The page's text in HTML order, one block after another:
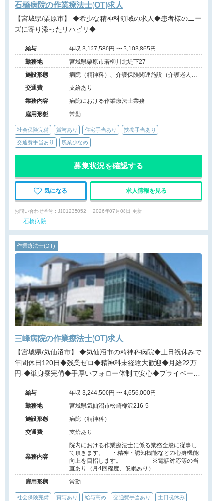
石橋病院の作業療法士(OT)求人
【宮城県/栗原市】 ◆希少な精神科領域の求人◆患者様のニー
ズに寄り添ったリハビリ◆
給与
年収 3,127,580円 〜 5,103,865円
勤務地
宮城県栗原市若柳川北堤下27
施設形態
病院（精神科）、介護保険関連施設（介護老人保
健施設）
交通費
支給あり
業務内容
病院における作業療法士業務
雇用形態
常勤
社会保険完備 賞与あり 住宅手当あり 扶養手当あり
交通費手当あり 残業少なめ
募集状況を確認する
気になる 求人情報を見る
お問い合わせ番号 : J101235052 2026年07月08日 更新
石橋病院
作業療法士(OT)
三峰病院の作業療法士(OT)求人
【宮城県/気仙沼市】 ◆気仙沼市の精神科病院◆土日祝休みで
年間休日120日◆残業ゼロ◆精神科未経験大歓迎◆月給22万
円-◆単身寮完備◆手厚いフォロー体制で安心◆プライベート
給与
年収 3,244,500円 〜 4,656,000円
勤務地
宮城県気仙沼市松崎柳沢216-5
施設形態
病院（精神科）
交通費
支給あり
業務内容
院内における作業療法士に係る業務全般に従事し
て頂きます。 ・精神・認知機能などの心身機能
向上を目指します。 ※電話対応等の当
直あり（月4回程度、仮眠あり）
雇用形態
常勤
社会保険完備 賞与あり 給与高め 交通費手当あり 土日祝休み